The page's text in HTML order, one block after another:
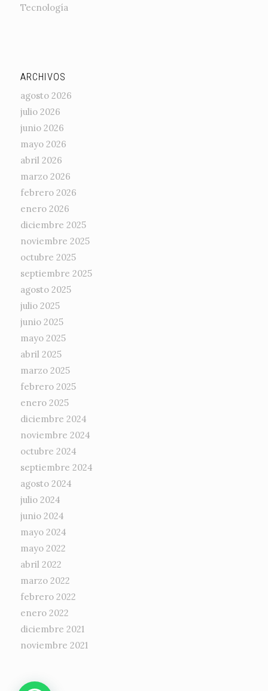
Tecnología
ARCHIVOS
agosto 2026
julio 2026
junio 2026
mayo 2026
abril 2026
marzo 2026
febrero 2026
enero 2026
diciembre 2025
noviembre 2025
octubre 2025
septiembre 2025
agosto 2025
julio 2025
junio 2025
mayo 2025
abril 2025
marzo 2025
febrero 2025
enero 2025
diciembre 2024
noviembre 2024
octubre 2024
septiembre 2024
agosto 2024
julio 2024
junio 2024
mayo 2024
mayo 2022
abril 2022
marzo 2022
febrero 2022
enero 2022
diciembre 2021
noviembre 2021